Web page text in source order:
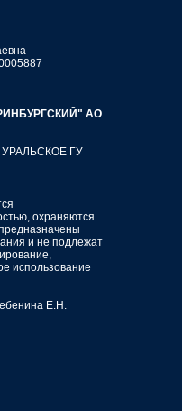
охраняются
и не подлежат
использование
Е.Н.
АО
УРАЛЬСКОЕ ГУ